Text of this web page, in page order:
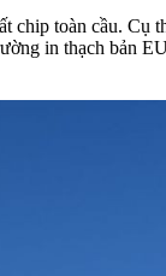
chip toàn cầu.
in thạch bản